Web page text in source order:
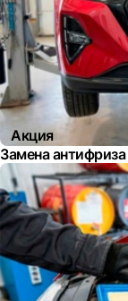
Акция
Замена антифриза